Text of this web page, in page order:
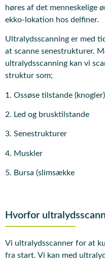
høres af det menneskelige
ekko-lokation hos delfiner.
Ultralydsscanning er med
at scanne senestrukturer.
ultralydsscanning kan vi
struktur som;
1. Ossøse tilstande (knogler)
2. Led og brusktilstande
3. Senestrukturer
4. Muskler
5. Bursa (slimsække
Hvorfor
Vi ultralydsscanner for at
fra start. Vi kan med